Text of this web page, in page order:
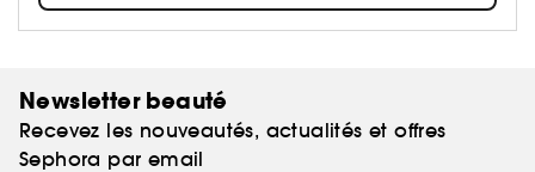
Newsletter beauté
Recevez les nouveautés, actualités et offres
Sephora par email